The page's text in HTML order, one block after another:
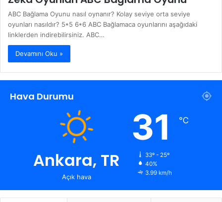
ABC Bağlama Oyunu nasıl oynanır? Kolay seviye orta seviye
oyunları nasıldır? 5*5 6*6 ABC Bağlamaca oyunlarını aşağıdaki
linklerden indirebilirsiniz. ABC…
Devamını Oku »
Hava Durumu
Ankara, TR
Açık hava
31 ℃
33º - 25º
40%
3.99 km/h